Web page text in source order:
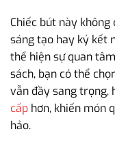
Chiếc bút này
sáng tạo hay ký kết
thể hiện sự quan
sách, bạn có thể
vẫn đầy sang trọng,
cấp hơn, khiến món
hảo.